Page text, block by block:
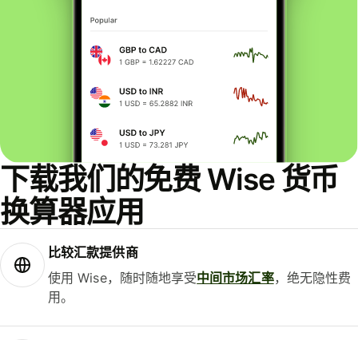
下载我们的免费 Wise 货币
换算器应用
比较汇款提供商
使用 Wise，随时随地享受中间市场汇率，绝无隐性费
用。